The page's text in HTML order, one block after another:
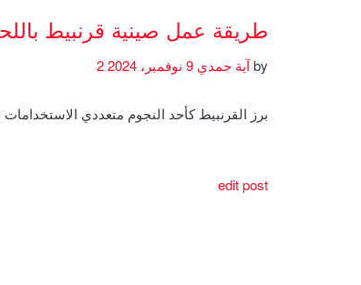
طريقة عمل صينية قرنبيط
byآية حمدي
برز القرنبيط كأحد النجوم متعددي
edit post